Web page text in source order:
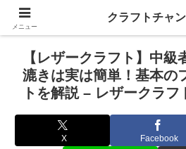
【レザークラフト】中
漉きは実は簡単！基本の
トを解説 – レザークラフ
X Facebook
メニュー
クラフトチャ